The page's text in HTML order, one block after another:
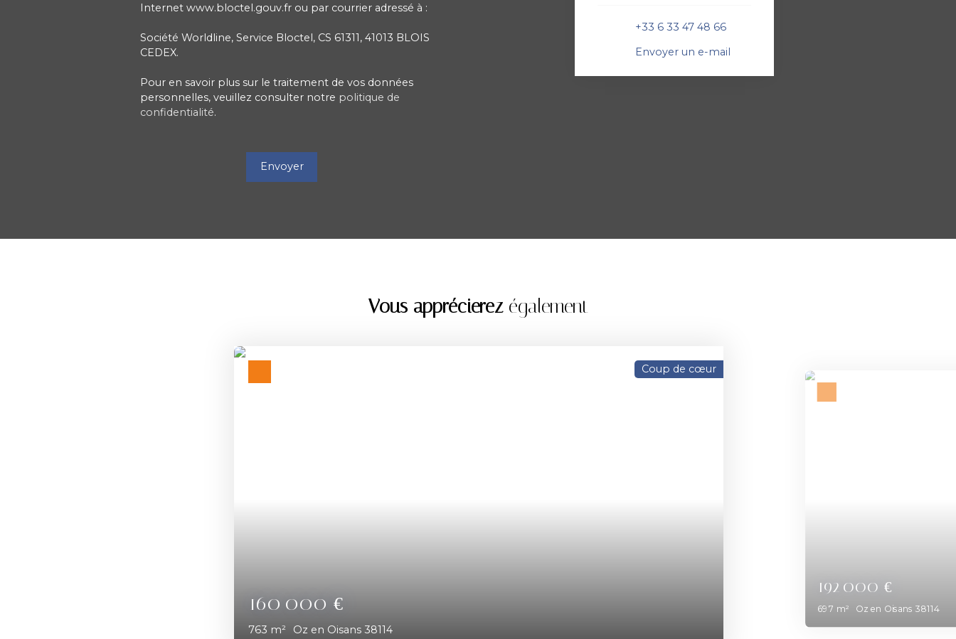
Internet www.bloctel.gouv.fr ou par courrier adressé à :
Société Worldline, Service Bloctel, CS 61311, 41013 BLOIS
CEDEX.
Pour en savoir plus sur le traitement de vos données
personnelles, veuillez consulter notre politique de
confidentialité.
Envoyer
+33 6 33 47 48 66
Envoyer un e-mail
Vous apprécierezégalement
192 000€
697m² Oz en Oisans 38114
Coup de cœur
80 000
1 077 m² Apprieu 38140